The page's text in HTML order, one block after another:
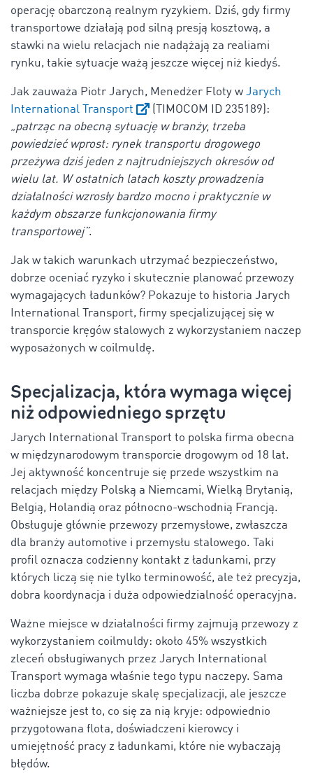
operację obarczoną realnym ryzykiem. Dziś, gdy firmy
transportowe działają pod silną presją kosztową, a
stawki na wielu relacjach nie nadążają za realiami
rynku, takie sytuacje ważą jeszcze więcej niż kiedyś.
Jak zauważa Piotr Jarych, Menedżer Floty w Jarych
International Transport
(TIMOCOM ID 235189) :
„patrząc na obecną sytuację w branży, trzeba
powiedzieć wprost: rynek transportu drogowego
przeżywa dziś jeden z najtrudniejszych okresów od
wielu lat. W ostatnich latach koszty prowadzenia
działalności wzrosły bardzo mocno i praktycznie w
każdym obszarze funkcjonowania firmy
transportowej”.
Jak w takich warunkach utrzymać bezpieczeństwo,
dobrze oceniać ryzyko i skutecznie planować przewozy
wymagających ładunków? Pokazuje to historia Jarych
International Transport, firmy specjalizującej się w
transporcie kręgów stalowych z wykorzystaniem naczep
wyposażonych w coilmuldę.
Specjalizacja, która wymaga więcej
niż odpowiedniego sprzętu
Jarych International Transport to polska firma obecna
w międzynarodowym transporcie drogowym od 18 lat.
Jej aktywność koncentruje się przede wszystkim na
relacjach między Polską a Niemcami, Wielką Brytanią,
Belgią, Holandią oraz północno-wschodnią Francją.
Obsługuje głównie przewozy przemysłowe, zwłaszcza
dla branży automotive i przemysłu stalowego. Taki
profil oznacza codzienny kontakt z ładunkami, przy
których liczą się nie tylko terminowość, ale też precyzja,
dobra koordynacja i duża odpowiedzialność operacyjna.
Ważne miejsce w działalności firmy zajmują przewozy z
wykorzystaniem coilmuldy: około 45% wszystkich
zleceń obsługiwanych przez Jarych International
Transport wymaga właśnie tego typu naczepy. Sama
liczba dobrze pokazuje skalę specjalizacji, ale jeszcze
ważniejsze jest to, co się za nią kryje: odpowiednio
przygotowana flota, doświadczeni kierowcy i
umiejętność pracy z ładunkami, które nie wybaczają
błędów.